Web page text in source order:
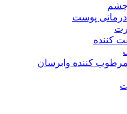
پوست
کننده
کننده وابرسان